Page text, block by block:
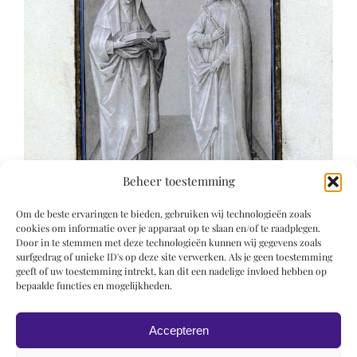
Beheer toestemming
Om de beste ervaringen te bieden, gebruiken wij technologieën zoals
cookies om informatie over je apparaat op te slaan en/of te raadplegen.
Door in te stemmen met deze technologieën kunnen wij gegevens zoals
surfgedrag of unieke ID's op deze site verwerken. Als je geen toestemming
geeft of uw toestemming intrekt, kan dit een nadelige invloed hebben op
bepaalde functies en mogelijkheden.
Accepteren